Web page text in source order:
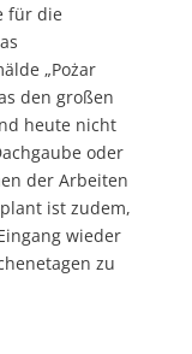
für die
„Pożar
den großen
heute nicht
oder
der Arbeiten
ist zudem,
wieder
zu